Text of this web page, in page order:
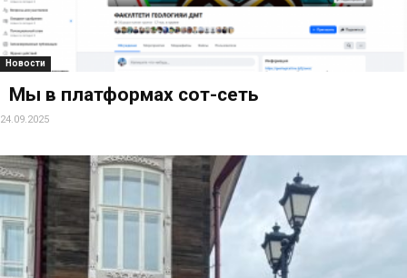
Новости
Мы в платформах сот-сеть
24.09.2025